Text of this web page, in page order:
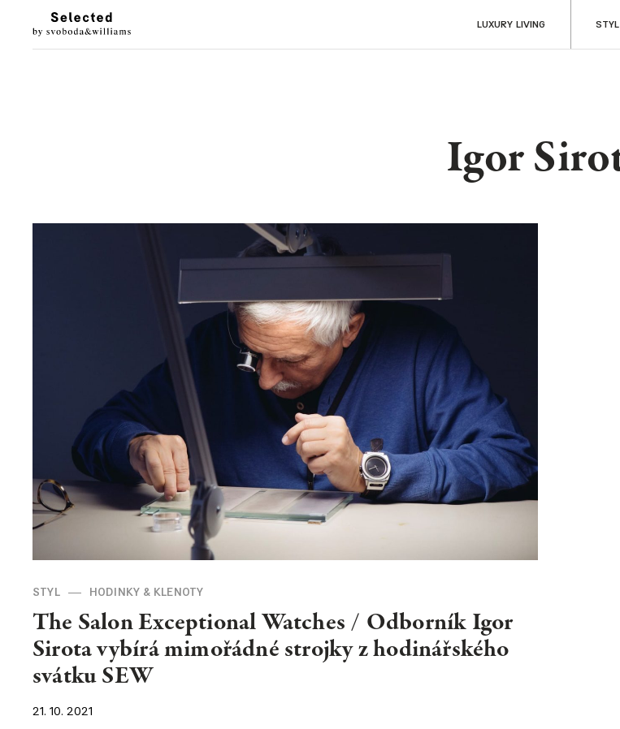
Architektura Móda
Krása
Hodinky & klenoty
ART
Aukce & sběratelství
Filantropie
KONTAKT
Kontakt
O nás
LUXURY LIVING STYL
Igor
STYL HODINKY & KLENOTY
The Salon Exceptional Watches / Odborník Igor
Sirota vybírá mimořádné strojky z hodinářského
svátku SEW
21. 10. 2021